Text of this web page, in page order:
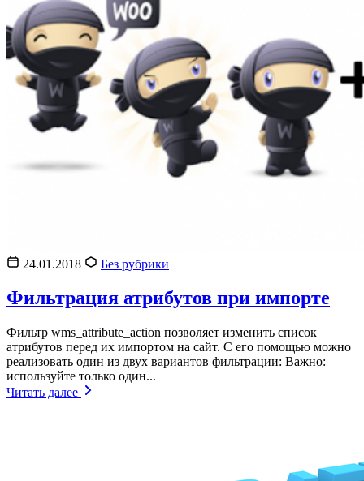
24.01.2018 Без рубрики
Фильтрация атрибутов при импорте
Фильтр wms_attribute_action позволяет изменить список
атрибутов перед их импортом на сайт. С его помощью можно
реализовать один из двух вариантов фильтрации: Важно:
используйте только один...
Читать далее